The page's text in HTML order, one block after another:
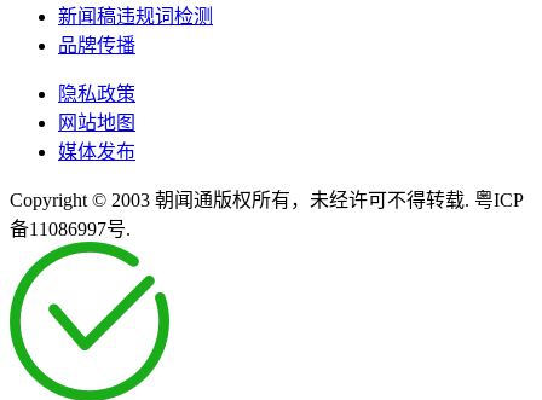
新闻稿违规词检测
品牌传播
隐私政策
网站地图
媒体发布
Copyright © 2003 朝闻通版权所有，未经许可不得转载. 粤ICP
备11086997号.